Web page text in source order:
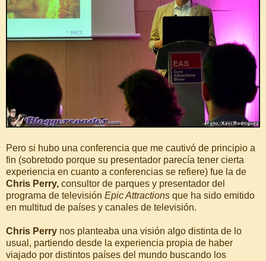
Pero si hubo una conferencia que me cautivó de principio a
fin (sobretodo porque su presentador parecía tener cierta
experiencia en cuanto a conferencias se refiere) fue la de
Chris Perry, consultor de parques y presentador del
programa de televisión Epic Attractions que ha sido emitido
en multitud de países y canales de televisión.
Chris Perry nos planteaba una visión algo distinta de lo
usual, partiendo desde la experiencia propia de haber
viajado por distintos países del mundo buscando los